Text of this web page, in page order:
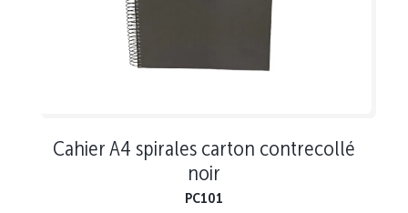
Cahier A4 spirales carton contrecollé
noir
PC101